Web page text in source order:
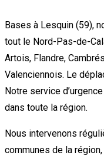
Bases à Lesquin (59),
tout le Nord-Pas-de-
Artois, Flandre,
Valenciennois. Le
Notre service
dans toute la région.
Nous intervenons
communes de la